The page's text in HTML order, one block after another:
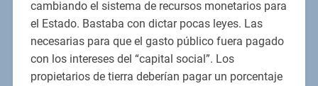
cambiando el sistema de recursos monetarios para
el Estado. Bastaba con dictar pocas leyes. Las
necesarias para que el gasto público fuera pagado
con los intereses del “capital social”. Los
propietarios de tierra deberían pagar un porcentaje